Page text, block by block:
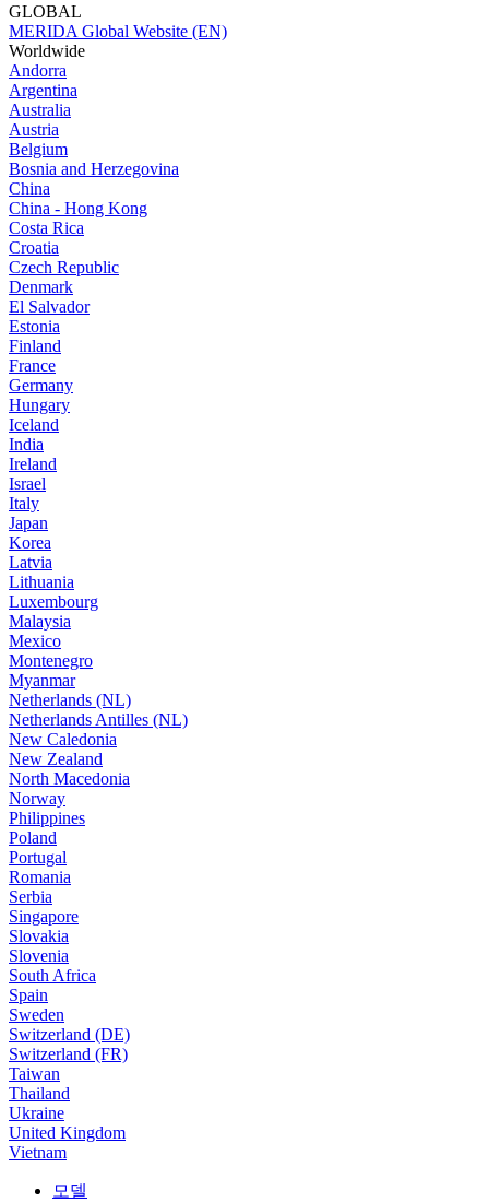
GLOBAL
MERIDA Global Website (EN)
Worldwide
Andorra
Argentina
Australia
Austria
Belgium
Bosnia and Herzegovina
China
China - Hong Kong
Costa Rica
Croatia
Czech Republic
Denmark
El Salvador
Estonia
Finland
France
Germany
Hungary
Iceland
India
Ireland
Israel
Italy
Japan
Korea
Latvia
Lithuania
Luxembourg
Malaysia
Mexico
Montenegro
Myanmar
Netherlands (NL)
Netherlands Antilles (NL)
New Caledonia
New Zealand
North Macedonia
Norway
Philippines
Poland
Portugal
Romania
Serbia
Singapore
Slovakia
Slovenia
South Africa
Spain
Sweden
Switzerland (DE)
Switzerland (FR)
Taiwan
Thailand
Ukraine
United Kingdom
Vietnam
모델